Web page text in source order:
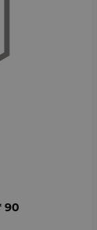
90